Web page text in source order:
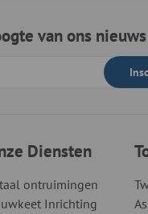
van ons nieuws
Diensten
ontruimingen
Inrichting